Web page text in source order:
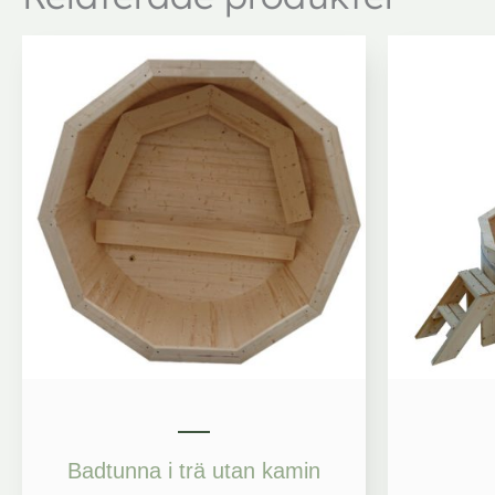
Badtunna i trä utan kamin
500 kr
till
13
500 kr